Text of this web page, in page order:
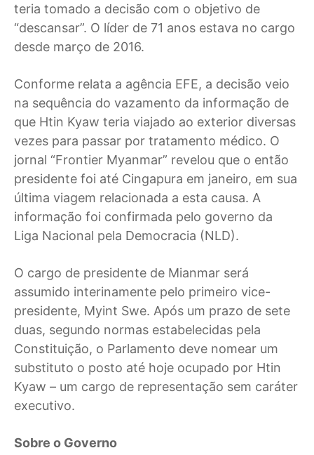
teria tomado a decisão com o objetivo de
“descansar”. O líder de 71 anos estava no cargo
desde março de 2016.
Conforme relata a agência EFE, a decisão veio
na sequência do vazamento da informação de
que Htin Kyaw teria viajado ao exterior diversas
vezes para passar por tratamento médico. O
jornal “Frontier Myanmar” revelou que o então
presidente foi até Cingapura em janeiro, em sua
última viagem relacionada a esta causa. A
informação foi confirmada pelo governo da
Liga Nacional pela Democracia (NLD).
O cargo de presidente de Mianmar será
assumido interinamente pelo primeiro vice-
presidente, Myint Swe. Após um prazo de sete
duas, segundo normas estabelecidas pela
Constituição, o Parlamento deve nomear um
substituto o posto até hoje ocupado por Htin
Kyaw – um cargo de representação sem caráter
executivo.
Sobre o Governo